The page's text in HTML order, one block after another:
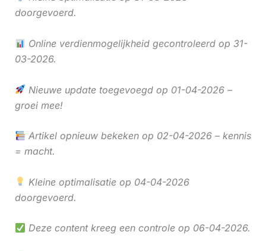
doorgevoerd.
Online verdienmogelijkheid gecontroleerd op 31-
03-2026.
Nieuwe update toegevoegd op 01-04-2026 –
groei mee!
Artikel opnieuw bekeken op 02-04-2026 – kennis
= macht.
Kleine optimalisatie op 04-04-2026
doorgevoerd.
Deze content kreeg een controle op 06-04-2026.